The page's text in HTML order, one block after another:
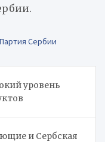
Сербии
уровень
и Сербская